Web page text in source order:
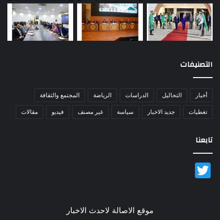
التصنيفات
أخبار التحاليل الدراسات الرياضة المجتمع والثقافة
تغطيات جديد الاخبار سياسة غير مصنف فيديو مقالات
تابعنا
موقع الاصالة لاحدث الاخبار